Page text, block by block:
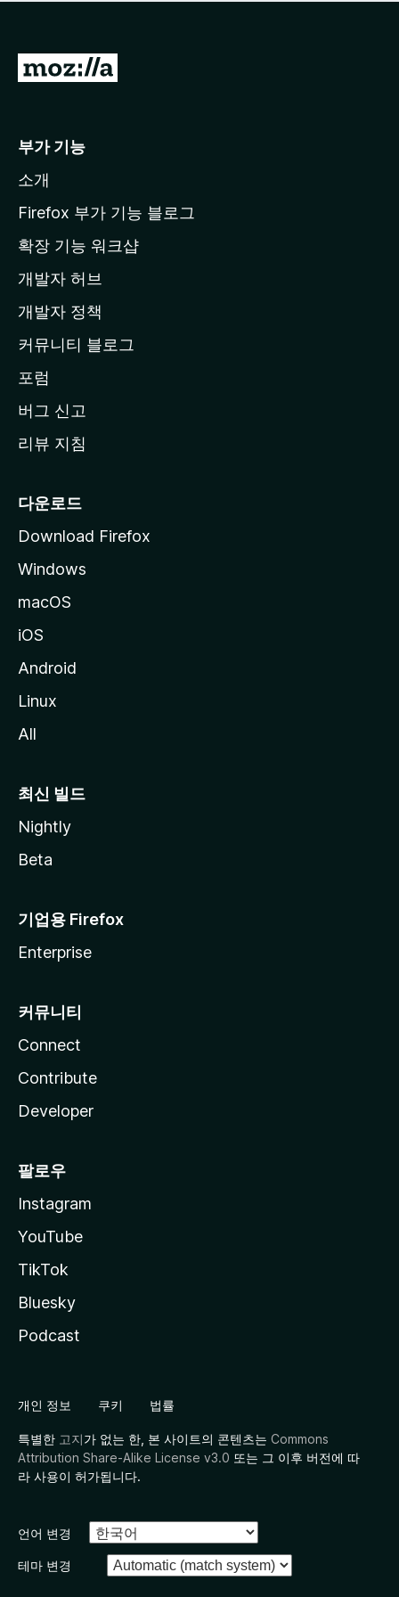
점
습
니
M
l
a
페
이
지
이
동
부가 기능
소개
Firefox 부가 기능 블로그
확장 기능 워크샵
개발자 허브
개발자 정책
커뮤니티 블로그
포럼
버그 신고
리뷰 지침
다운로드
Download Firefox
Windows
macOS
iOS
Android
Linux
All
최신 빌드
Nightly
Beta
기업용 Firefox
Enterprise
커뮤니티
Connect
Contribute
Developer
팔로우
Instagram
YouTube
TikTok
Bluesky
Podcast
개인 정보 쿠키 법률
특별한 고지가 없는 한, 본 사이트의 콘텐츠는 Commons
Attribution Share-Alike License v3.0 또는 그 이후 버전에 따
라 사용이 허가됩니다.
언어 변경
테마 변경